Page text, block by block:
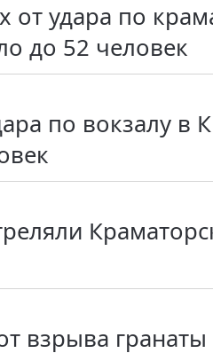
от удара по
до 52 человек
по вокзалу в
взрыва